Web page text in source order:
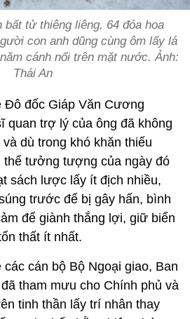
bất tử thiêng liêng, 64 đóa hoa
con anh dũng cùng ôm lấy lá
cánh nổi trên mặt nước. Ảnh:
Thái An
Đô đốc Giáp Văn Cương
quan trợ lý của ông đã không
dù trong khó khăn thiếu
thể tưởng tượng của ngày đó
sách lược lấy ít địch nhiều,
trước để bị gây hấn, bình
để giành thắng lợi, giữ biển
thất ít nhất.
cán bộ Bộ Ngoại giao, Ban
tham mưu cho Chính phủ và
tinh thần lấy trí nhân thay